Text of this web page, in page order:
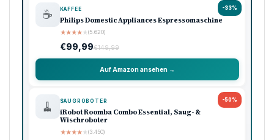
-33%
☕ KAFFEE
Philips Domestic Appliances Espressomaschine
★★★★★(5.620)
€99,99€149,99
Auf Amazon ansehen →
-50%
🧹 SAUGROBOTER
iRobot Roomba Combo Essential, Saug- &
Wischroboter
★★★★★(3.450)